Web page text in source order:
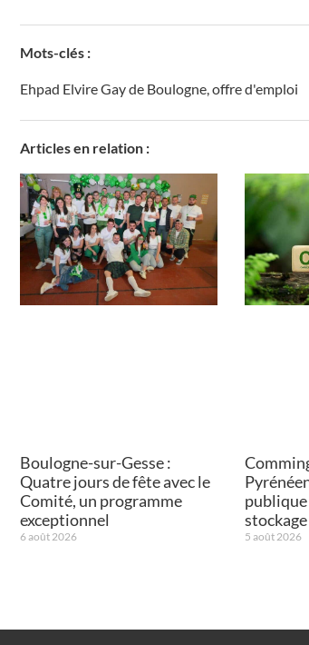
Mots-clés :
Ehpad Elvire Gay de Boulogne offre d'emploi
Articles en relation :
Boulogne-sur-Gesse :
Quatre jours de fête avec le
Comité, un programme
exceptionnel
6 août 2026 5 août 2026